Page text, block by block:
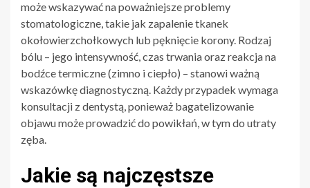
może wskazywać na poważniejsze problemy
stomatologiczne, takie jak zapalenie tkanek
okołowierzchołkowych lub pęknięcie korony. Rodzaj
bólu – jego intensywność, czas trwania oraz reakcja na
bodźce termiczne (zimno i ciepło) – stanowi ważną
wskazówkę diagnostyczną. Każdy przypadek wymaga
konsultacji z dentystą, ponieważ bagatelizowanie
objawu może prowadzić do powikłań, w tym do utraty
zęba.
Jakie są najczęstsze